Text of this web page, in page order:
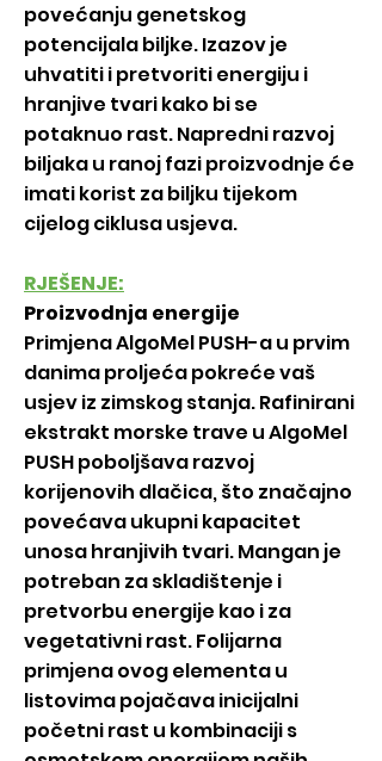
povećanju genetskog
potencijala biljke. Izazov je
uhvatiti i pretvoriti energiju i
hranjive tvari kako bi se
potaknuo rast. Napredni razvoj
biljaka u ranoj fazi proizvodnje će
imati korist za biljku tijekom
cijelog ciklusa usjeva.
RJEŠENJE:
Proizvodnja energije
Primjena AlgoMel PUSH-a u prvim
danima proljeća pokreće vaš
usjev iz zimskog stanja. Rafinirani
ekstrakt morske trave u AlgoMel
PUSH poboljšava razvoj
korijenovih dlačica, što značajno
povećava ukupni kapacitet
unosa hranjivih tvari. Mangan je
potreban za skladištenje i
pretvorbu energije kao i za
vegetativni rast. Folijarna
primjena ovog elementa u
listovima pojačava inicijalni
početni rast u kombinaciji s